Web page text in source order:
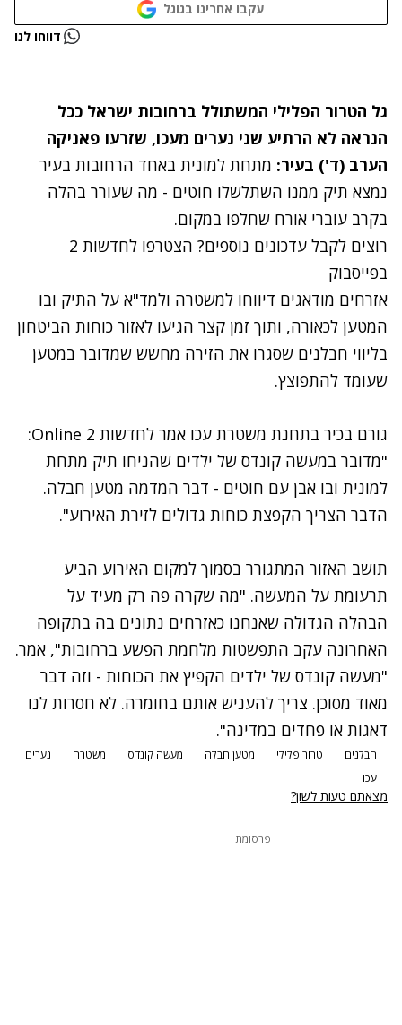
עקבו אחרינו בגוגל
נתקלנו בבעיה דווחו לנו
גל הטרור הפלילי המשתולל ברחובות ישראל ככל
הנראה לא הרתיע שני נערים מעכו, שזרעו פאניקה
הערב (ד') בעיר: מתחת למונית באחד הרחובות בעיר
נמצא תיק ממנו השתלשלו חוטים - מה שעורר בהלה
בקרב עוברי אורח שחלפו במקום.
רוצים לקבל עדכונים נוספים? הצטרפו לחדשות 2
בפייסבוק
אזרחים מודאגים דיווחו למשטרה ולמד"א על התיק ובו
המטען לכאורה, ותוך זמן קצר הגיעו לאזור כוחות הביטחון
בליווי חבלנים שסגרו את הזירה מחשש שמדובר במטען
שעומד להתפוצץ.
גורם בכיר בתחנת משטרת עכו אמר לחדשות 2 Online:
"מדובר במעשה קונדס של ילדים שהניחו תיק מתחת
למונית ובו אבן עם חוטים - דבר המדמה מטען חבלה.
הדבר הצריך הקפצת כוחות גדולים לזירת האירוע".
תושב האזור המתגורר בסמוך למקום האירוע הביע
תרעומת על המעשה. "מה שקרה פה רק מעיד על
הבהלה הגדולה שאנחנו כאזרחים נתונים בה בתקופה
האחרונה עקב התפשטות מלחמת הפשע ברחובות", אמר.
"מעשה קונדס של ילדים הקפיץ את הכוחות - וזה דבר
מאוד מסוכן. צריך להעניש אותם בחומרה. לא חסרות לנו
דאגות או פחדים במדינה".
חבלנים טרור פלילי מטען חבלה מעשה קונדס משטרה
נערים
עכו
מצאתם טעות לשון?
פרסומת